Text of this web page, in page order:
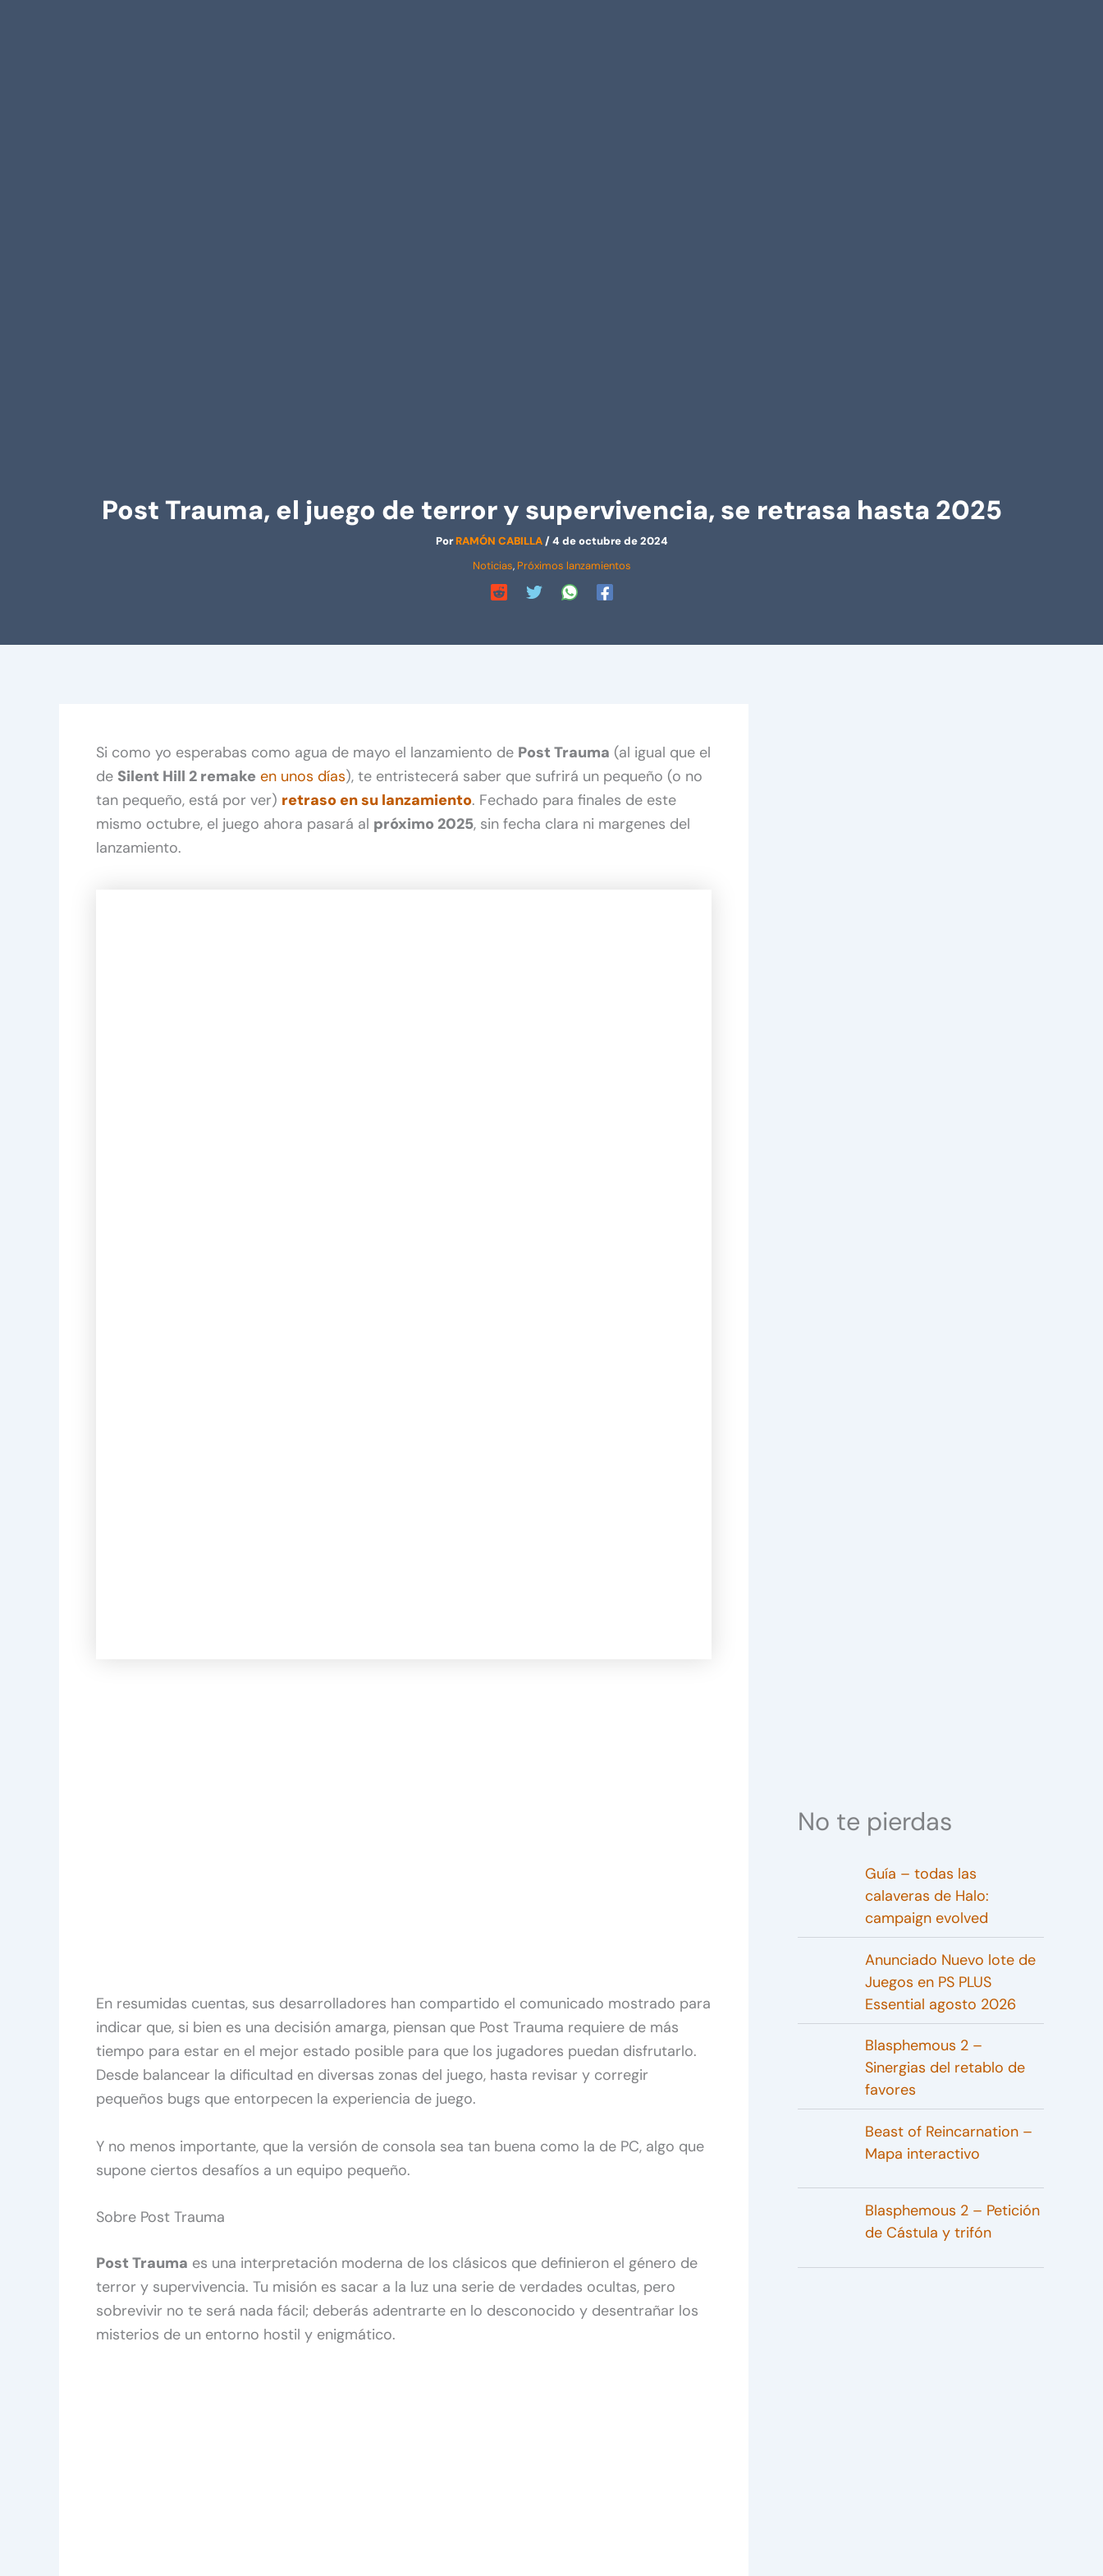
Post Trauma, el juego de terror y supervivencia, se retrasa hasta 2025
PorRAMÓN CABILLA/4 de octubre de 2024
Noticias, Próximos lanzamientos
Si como yo esperabas como agua de mayo el lanzamiento de Post Trauma (al igual que el
de Silent Hill 2 remake en unos días), te entristecerá saber que sufrirá un pequeño (o no
tan pequeño, está por ver) retraso en su lanzamiento. Fechado para finales de este
mismo octubre, el juego ahora pasará al próximo 2025, sin fecha clara ni margenes del
lanzamiento.
En resumidas cuentas, sus desarrolladores han compartido el comunicado mostrado para
indicar que, si bien es una decisión amarga, piensan que Post Trauma requiere de más
tiempo para estar en el mejor estado posible para que los jugadores puedan disfrutarlo.
Desde balancear la dificultad en diversas zonas del juego, hasta revisar y corregir
pequeños bugs que entorpecen la experiencia de juego.
Y no menos importante, que la versión de consola sea tan buena como la de PC, algo que
supone ciertos desafíos a un equipo pequeño.
Sobre Post Trauma
Post Trauma es una interpretación moderna de los clásicos que definieron el género de
terror y supervivencia. Tu misión es sacar a la luz una serie de verdades ocultas, pero
sobrevivir no te será nada fácil; deberás adentrarte en lo desconocido y desentrañar los
misterios de un entorno hostil y enigmático.
No te pierdas
Guía – todas las
calaveras de Halo:
campaign evolved
Anunciado Nuevo lote de
Juegos en PS PLUS
Essential agosto 2026
Blasphemous 2 –
Sinergias del retablo de
favores
Beast of Reincarnation –
Mapa interactivo
Blasphemous 2 – Petición
de Cástula y trifón